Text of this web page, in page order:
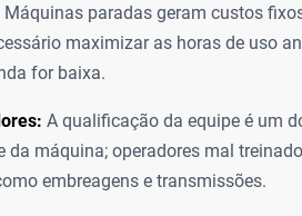
Máquinas paradas geram custos
maximizar as horas de uso
for baixa.
A qualificação da equipe é um
máquina; operadores mal
embreagens e transmissões.